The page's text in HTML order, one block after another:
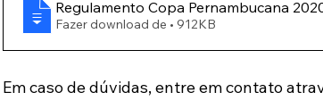
Regulamento Copa Pernambucana
Fazer download de • 912KB
Em caso de dúvidas, entre em contato